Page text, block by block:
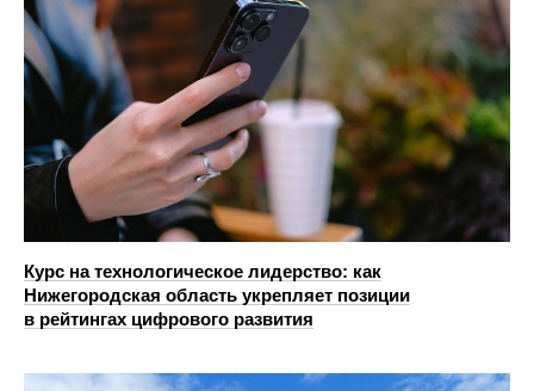
Курс на технологическое лидерство: как
Нижегородская область укрепляет позиции
в рейтингах цифрового развития